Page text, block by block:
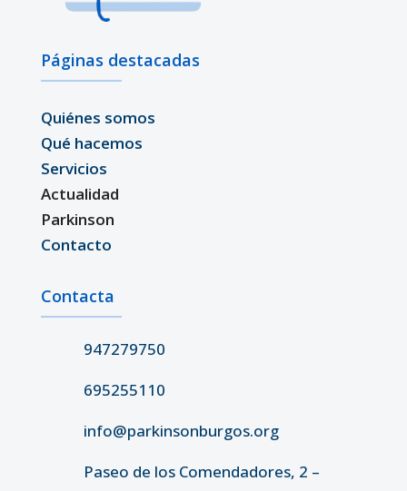
Páginas destacadas
Quiénes somos
Qué hacemos
Servicios
Actualidad
Parkinson
Contacto
Contacta
947279750
695255110
info@parkinsonburgos.org
Paseo de los Comendadores, 2 –